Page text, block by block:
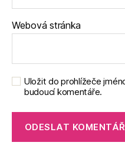
Webová stránka
Uložit do prohlížeče
budoucí komentáře.